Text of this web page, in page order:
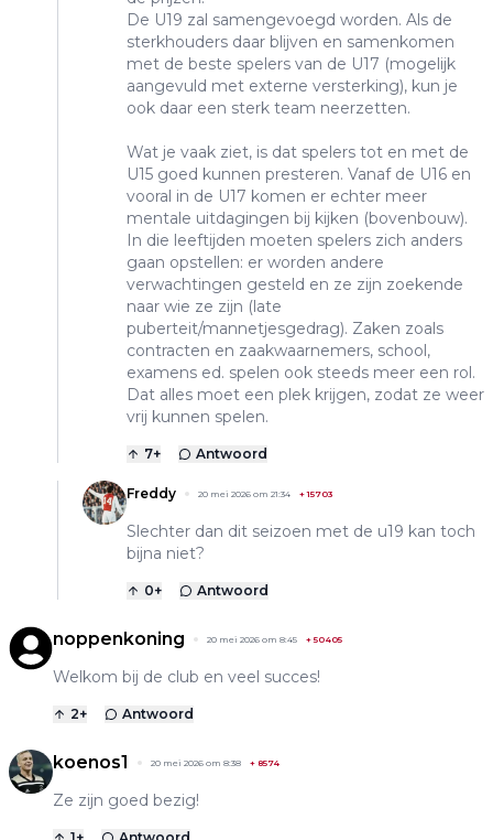
De U19 zal samengevoegd worden. Als de
sterkhouders daar blijven en samenkomen
met de beste spelers van de U17 (mogelijk
aangevuld met externe versterking), kun je
ook daar een sterk team neerzetten.
Wat je vaak ziet, is dat spelers tot en met de
U15 goed kunnen presteren. Vanaf de U16 en
vooral in de U17 komen er echter meer
mentale uitdagingen bij kijken (bovenbouw).
In die leeftijden moeten spelers zich anders
gaan opstellen: er worden andere
verwachtingen gesteld en ze zijn zoekende
naar wie ze zijn (late
puberteit/mannetjesgedrag). Zaken zoals
contracten en zaakwaarnemers, school,
examens ed. spelen ook steeds meer een rol.
Dat alles moet een plek krijgen, zodat ze weer
vrij kunnen spelen.
7+ Antwoord
Freddy 20 mei 2026 om 21:34 +15703
Slechter dan dit seizoen met de u19 kan toch
bijna niet?
0+ Antwoord
noppenkoning 20 mei 2026 om 8:45 + 50405
Welkom bij de club en veel succes!
2+ Antwoord
koenos1 20 mei 2026 om 8:38 + 8574
Ze zijn goed bezig!
1+ Antwoord